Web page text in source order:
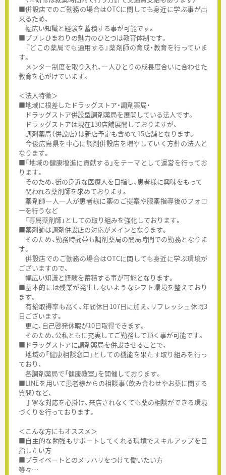
■併設店でのご勤務の場合はOTCに関しても身近に学ぶ事が出
来るため、
幅広い知識と経験を蓄積する事が可能です。
■ププレひまわりの魅力のひとつは教育体制です。
『どこの薬局でも通用する』薬剤師の育成・教育を行っていま
す。
メンター制度を取り入れ、一人ひとりの成長度合いに合わせた
教育を心がけています。
＜法人特徴＞
■地域に根差したドラッグストア・調剤薬局・
ドラッグストア併設型調剤薬局を展開している法人です。
ドラッグストアは現在130店舗展開しておりますが、
調剤薬局（併設店）は新店予定も含めて15店舗となります。
今後広島県を中心に調剤併設店を増やしていく方針の法人と
なります。
■「地域の健康増進に貢献する」をテーマとして運営を行ってお
ります。
そのため、街の身近な医療人を目指し、患者様に興味をもって
関われる薬剤師を求めております。
薬剤師一人一人が患者様に薬のご提案や服薬指導後のフォロ
ーを行うなど
「専属薬剤師」としての取り組みを強化しております。
■薬剤師は調剤併設店の対応がメインとなります。
そのため、勤務時間帯も調剤薬局の開局時間での勤務となりま
す。
併設店でのご勤務の場合はOTCに関しても身近に学ぶ環境が
ございますので、
幅広い知識と経験を蓄積する事が可能となります。
■基本的には残業が発生しないようなシフト環境を整えており
ます。
有給取得率も高く、年間休日107日に加え、リフレッシュ休暇3
日ございます。
更に、自己啓発休暇が10日取得できます。
そのため、公私ともに充実してご勤務して頂く事が可能です。
■ドラッグストアに調剤薬局を併設させることで、
地域の「健康相談窓口」としての機能を果たす取り組みを行っ
ており、
各調剤薬局で「健康教室」を開催しております。
■LINEを用いて患者様からの相談事（飲み合わせやお薬に関する
質問）など、
丁寧な対応を心掛け、来店されなくても薬の相談ができる環境
づくりを行っております。
＜こんな方にもオススメ＞
■自主的な勉強もサポートしてくれる環境でスキルアップを目
指したい方
■プライベートとのメリハリをつけて働いたい方
等々…